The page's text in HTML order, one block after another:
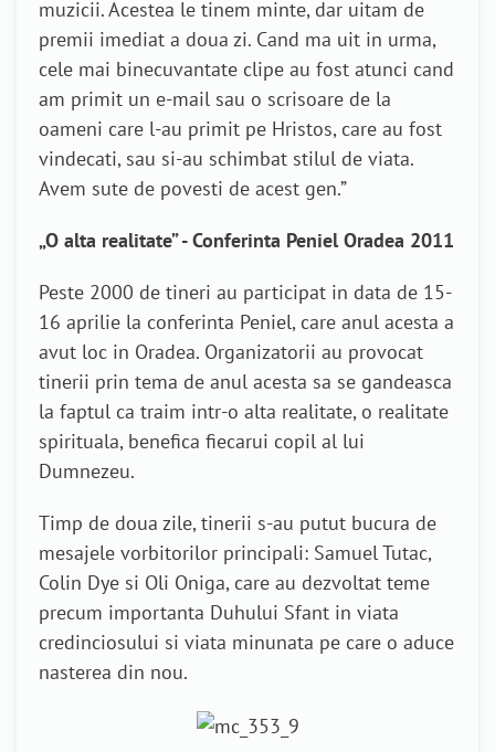
muzicii. Acestea le tinem minte, dar uitam de
premii imediat a doua zi. Cand ma uit in urma,
cele mai binecuvantate clipe au fost atunci cand
am primit un e-mail sau o scrisoare de la
oameni care l-au primit pe Hristos, care au fost
vindecati, sau si-au schimbat stilul de viata.
Avem sute de povesti de acest gen.”
„O alta realitate” - Conferinta Peniel Oradea 2011
Peste 2000 de tineri au participat in data de 15-
16 aprilie la conferinta Peniel, care anul acesta a
avut loc in Oradea. Organizatorii au provocat
tinerii prin tema de anul acesta sa se gandeasca
la faptul ca traim intr-o alta realitate, o realitate
spirituala, benefica fiecarui copil al lui
Dumnezeu.
Timp de doua zile, tinerii s-au putut bucura de
mesajele vorbitorilor principali: Samuel Tutac,
Colin Dye si Oli Oniga, care au dezvoltat teme
precum importanta Duhului Sfant in viata
credinciosului si viata minunata pe care o aduce
nasterea din nou.